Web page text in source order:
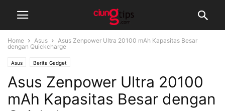
Home Asus
Asus Zenpower Ultra 20100 mAh Kapasitas Besar
dengan Quickcharge
Asus Berita Gadget
Asus Zenpower Ultra 20100
mAh Kapasitas Besar dengan